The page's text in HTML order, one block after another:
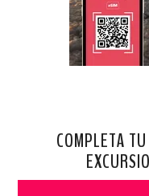
COMPLETA